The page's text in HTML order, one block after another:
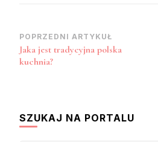
Zobacz
wpisy
POPRZEDNI ARTYKUŁ
Jaka jest tradycyjna polska
kuchnia?
SZUKAJ NA PORTALU